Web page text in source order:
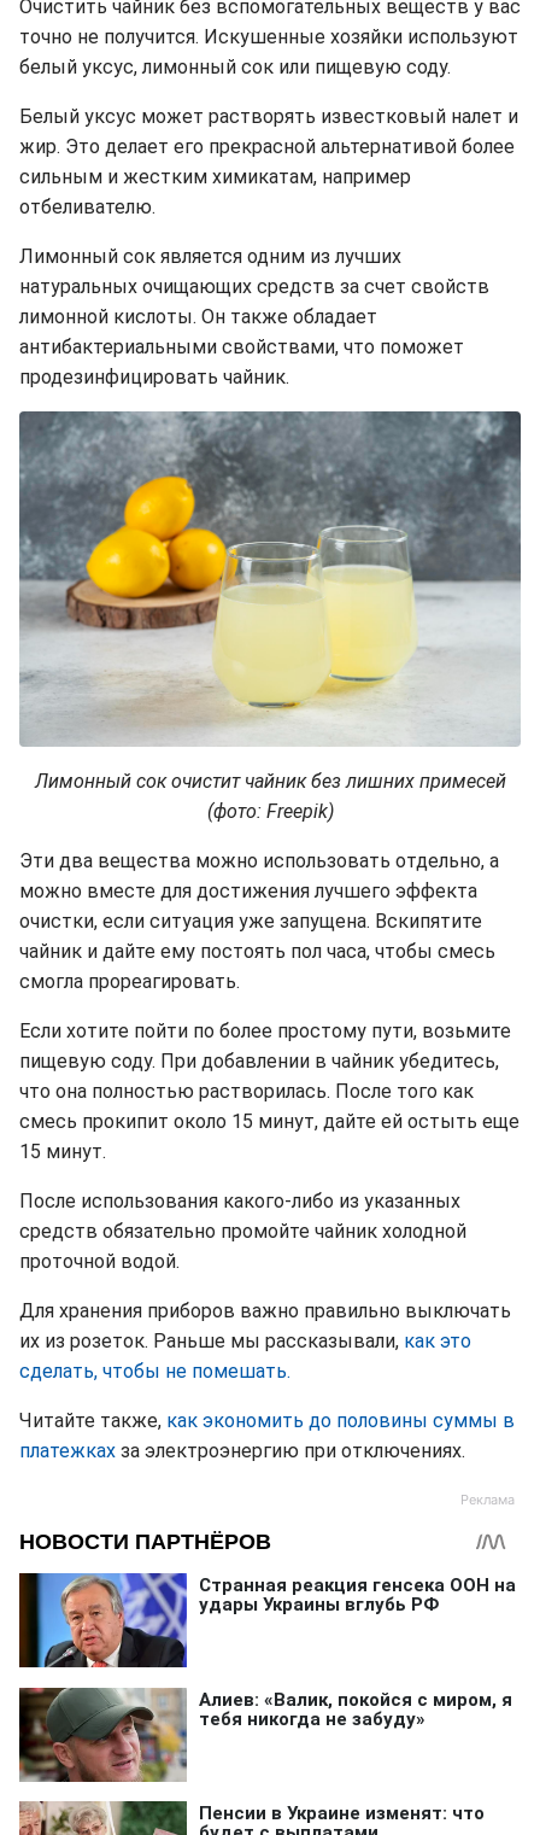
Очистить чайник без вспомогательных веществ у вас
точно не получится. Искушенные хозяйки используют
белый уксус, лимонный сок или пищевую соду.
Белый уксус может растворять известковый налет и
жир. Это делает его прекрасной альтернативой более
сильным и жестким химикатам, например
отбеливателю.
Лимонный сок является одним из лучших
натуральных очищающих средств за счет свойств
лимонной кислоты. Он также обладает
антибактериальными свойствами, что поможет
продезинфицировать чайник.
Лимонный сок очистит чайник без лишних примесей
(фото: Freepik)
Эти два вещества можно использовать отдельно, а
можно вместе для достижения лучшего эффекта
очистки, если ситуация уже запущена. Вскипятите
чайник и дайте ему постоять пол часа, чтобы смесь
смогла прореагировать.
Если хотите пойти по более простому пути, возьмите
пищевую соду. При добавлении в чайник убедитесь,
что она полностью растворилась. После того как
смесь прокипит около 15 минут, дайте ей остыть еще
15 минут.
После использования какого-либо из указанных
средств обязательно промойте чайник холодной
проточной водой.
Для хранения приборов важно правильно выключать
их из розеток. Раньше мы рассказывали, как это
сделать, чтобы не помешать.
Читайте также, как экономить до половины суммы в
платежках за электроэнергию при отключениях.